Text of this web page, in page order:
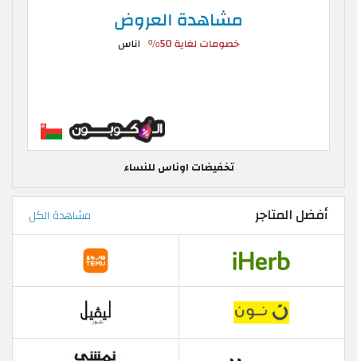
تخفيضات اوناس للنساء
أفضل المتاجر مشاهدة الكل